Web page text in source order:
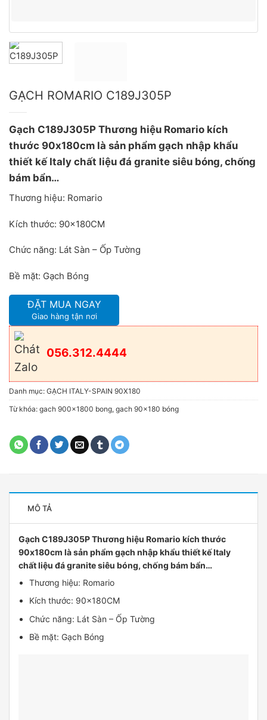
GẠCH ROMARIO C189J305P
Gạch C189J305P Thương hiệu Romario kích
thước 90x180cm là sản phẩm gạch nhập khẩu
thiết kế Italy chất liệu đá granite siêu bóng, chống
bám bẩn…
Thương hiệu: Romario
Kích thước: 90x180CM
Chức năng: Lát Sàn – Ốp Tường
Bề mặt: Gạch Bóng
ĐẶT MUA NGAY
Giao hàng tận nơi
056.312.4444
Danh mục: GẠCH ITALY-SPAIN 90X180
Từ khóa: gach 900x1800 bong, gach 90x180 bóng
MÔ TẢ
Gạch C189J305P Thương hiệu Romario kích thước
90x180cm là sản phẩm gạch nhập khẩu thiết kế Italy
chất liệu đá granite siêu bóng, chống bám bẩn…
Thương hiệu: Romario
Kích thước: 90x180CM
Chức năng: Lát Sàn – Ốp Tường
Bề mặt: Gạch Bóng